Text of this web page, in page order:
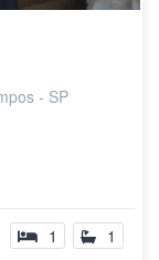
- SP
1 1